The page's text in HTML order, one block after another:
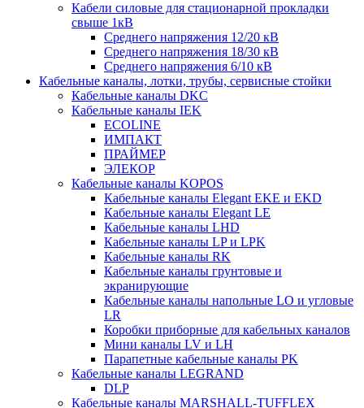
Кабели силовые для стационарной прокладки
свыше 1кВ
Среднего напряжения 12/20 кВ
Среднего напряжения 18/30 кВ
Среднего напряжения 6/10 кВ
Кабельные каналы, лотки, трубы, сервисные стойки
Кабельные каналы DKC
Кабельные каналы IEK
ECOLINE
ИМПАКТ
ПРАЙМЕР
ЭЛЕКОР
Кабельные каналы KOPOS
Кабельные каналы Elegant EKE и EKD
Кабельные каналы Elegant LE
Кабельные каналы LHD
Кабельные каналы LP и LPK
Кабельные каналы RK
Кабельные каналы грунтовые и
экранирующие
Кабельные каналы напольные LO и угловые
LR
Коробки приборные для кабельных каналов
Мини каналы LV и LH
Парапетные кабельные каналы PK
Кабельные каналы LEGRAND
DLP
Кабельные каналы MARSHALL-TUFFLEX